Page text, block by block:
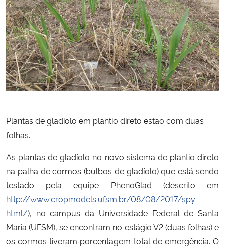
Ministério do Meio Ambiente
Ministério do Turismo
Ministério do Desenvolvimento Regional
Secretaria-Geral
Secretaria de Governo
Gabinete de Segurança Institucional
Plantas de gladíolo em plantio direto estão com duas
folhas.
As plantas de gladíolo no novo sistema de plantio direto
na palha de cormos (bulbos de gladíolo) que está sendo
testado pela equipe PhenoGlad (descrito em
http://www.cropmodels.ufsm.br/08/08/2017/spy-
html/), no campus da Universidade Federal de Santa
Maria (UFSM), se encontram no estágio V2 (duas folhas) e
os cormos tiveram porcentagem total de emergência. O